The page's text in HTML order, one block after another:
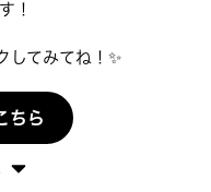
！
してみてね！✨
ちら